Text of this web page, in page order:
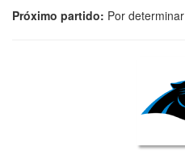
Próximo partido: Por determinar